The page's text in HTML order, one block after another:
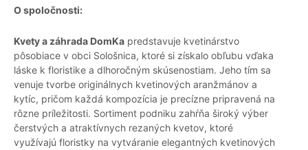
O spoločnosti:
Kvety a záhrada DomKa predstavuje kvetinárstvo
pôsobiace v obci Sološnica, ktoré si získalo obľubu vďaka
láske k floristike a dlhoročným skúsenostiam. Jeho tím sa
venuje tvorbe originálnych kvetinových aranžmánov a
kytíc, pričom každá kompozícia je precízne pripravená na
rôzne príležitosti. Sortiment podniku zahŕňa široký výber
čerstvých a atraktívnych rezaných kvetov, ktoré
využívajú floristky na vytváranie elegantných kvetinových